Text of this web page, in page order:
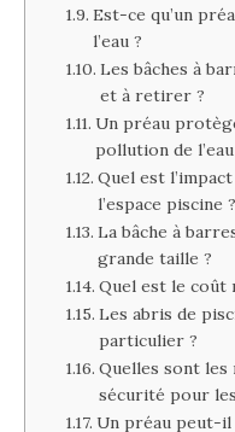
Est-ce qu’un
l’eau ?
Les bâches à
et à retirer ?
Un préau
pollution de l’eau
Quel est
l’espace piscine ?
La bâche à
grande taille ?
Quel est le coût
Les abris de
particulier ?
Quelles sont
sécurité pour
Un préau peut-